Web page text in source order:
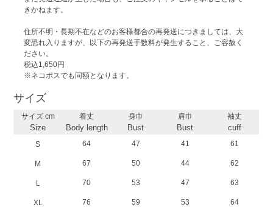
きかねます。
住所不明・長期不在などのお客様都合の再発送につきましては、大
変恐れ入りますが、以下の再発送手数料が発生すること、ご容赦く
ださい。
税込1,650円
※ネコポスでも同額となります。
サイズ
サイズ cm
Size
着丈
Body length
身巾
Bust
肩巾
Bust
袖丈
cuff
S 64 47 41 61
M 67 50 44 62
L 70 53 47 63
XL 76 59 53 64